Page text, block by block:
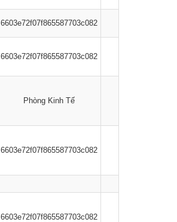
6603e72f07f865587703c082
6603e72f07f865587703c082
Phòng Kinh Tế
6603e72f07f865587703c082
6603e72f07f865587703c082